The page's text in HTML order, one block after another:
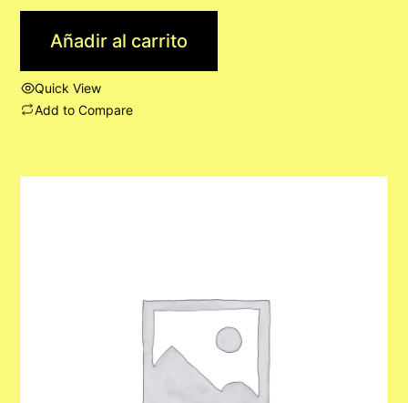
Añadir al carrito
Quick View
Add to Compare